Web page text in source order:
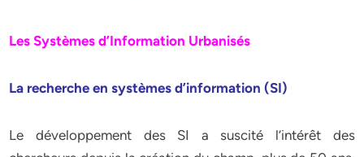
Les Systèmes d’Information Urbanisés
La recherche en systèmes d’information (SI)
Le développement des SI a suscité l’intérêt des